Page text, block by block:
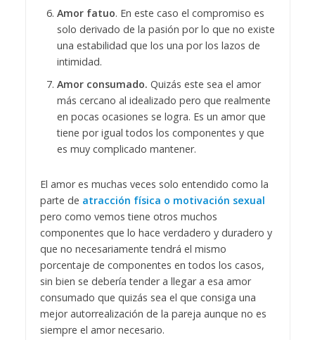
Amor fatuo. En este caso el compromiso es
solo derivado de la pasión por lo que no existe
una estabilidad que los una por los lazos de
intimidad.
Amor consumado. Quizás este sea el amor
más cercano al idealizado pero que realmente
en pocas ocasiones se logra. Es un amor que
tiene por igual todos los componentes y que
es muy complicado mantener.
El amor es muchas veces solo entendido como la
parte de atracción física o motivación sexual
pero como vemos tiene otros muchos
componentes que lo hace verdadero y duradero y
que no necesariamente tendrá el mismo
porcentaje de componentes en todos los casos,
sin bien se debería tender a llegar a esa amor
consumado que quizás sea el que consiga una
mejor autorrealización de la pareja aunque no es
siempre el amor necesario.